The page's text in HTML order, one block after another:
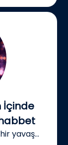
İçinde
yavaş...